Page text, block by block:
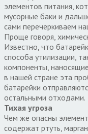
элементов питания,
мусорные баки и
сами перечеркиваем
Проще говоря,
Известно, что
способа утилизации,
компоненты,
в нашей стране эта
батарейки
остальными отходами.
Тихая угроза
Чем же опасны
содержат ртуть,